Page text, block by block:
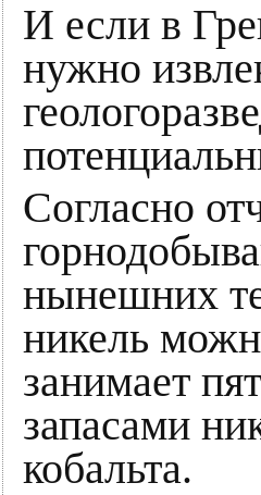
И если в
нужно
Согласно
нынешних
никель
занимает
запасами
кобальта.